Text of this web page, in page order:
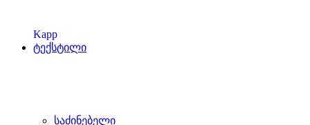
Kapp
ტექსტილი
საძინებელი